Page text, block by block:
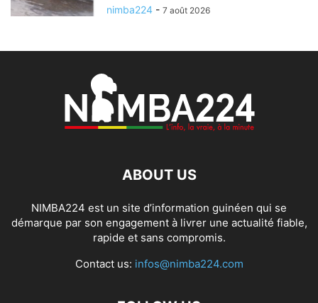
nimba224 - 7 août 2026
ABOUT US
NIMBA224 est un site d’information guinéen qui se
démarque par son engagement à livrer une actualité fiable,
rapide et sans compromis.
Contact us: infos@nimba224.com